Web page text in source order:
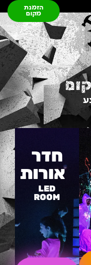
הזמנת
מקום
חדר
אורות
LED
ROOM